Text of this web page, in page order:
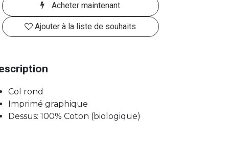
Acheter maintenant
Ajouter à la liste de souhaits
Col rond
Imprimé graphique
Dessus: 100% Coton (biologique)